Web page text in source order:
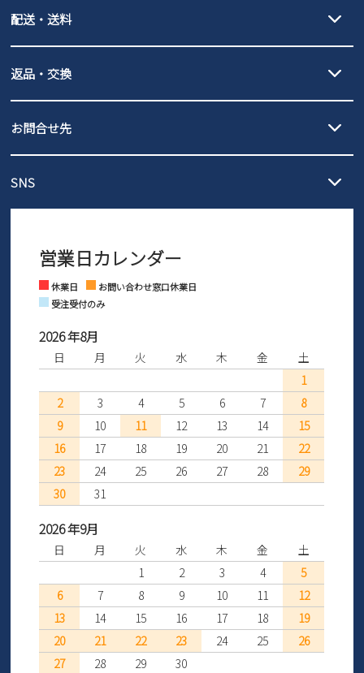
PayPay（オンライン決済）、代金引換のご利用が可能です。
配送・送料
北海道・本州・四国・九州…550円
3,980円（税込）以上お買い上げで送料無料
発送日・送料詳細については
ご利用ください。
全国一律…220円（税込）
発送日・送料詳細についてはご利用ガイドを
ご利用ください。
返品・交換
の片道無料サービスを実施中！
ントとしても安心してご利用いただけるよう、サイズ交換の受付期
さい。
お問合せ先
営業時間：11時～17時
※土日祝はお問い合わせ窓口休業日となります。
SNS
Facebook Instagram
営業日カレンダー
休業日
お問い合わせ窓口休業日
受注受付のみ
2026 年8月
日 月 火 水 木 金
土
1
2
3 4 5 6 7
8
9
10 11 12 13 14
15
16
17 18 19 20 21
22
23
24 25 26 27 28
29
30
31
2026 年9月
日 月 火 水 木 金
土
1
2 3 4
5
6
7 8 9 10 11
12
13
14 15 16 17 18
19
20
21 22 23 24 25
26
27
28 29 30